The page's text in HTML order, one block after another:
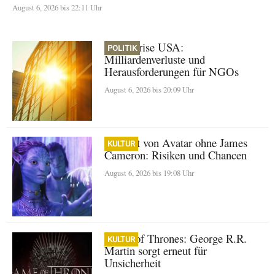
August 6, 2026 bis 22:11 Uhr
POLITIK
Klimakrise USA:
Milliardenverluste und
Herausforderungen für NGOs
August 6, 2026 bis 20:09 Uhr
KULTUR
Zukunft von Avatar ohne James
Cameron: Risiken und Chancen
August 6, 2026 bis 19:08 Uhr
KULTUR
Game of Thrones: George R.R.
Martin sorgt erneut für
Unsicherheit